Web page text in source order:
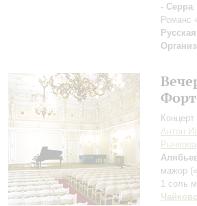
- Серра
Романс
Антон
Рычкова
мажор
1 соль